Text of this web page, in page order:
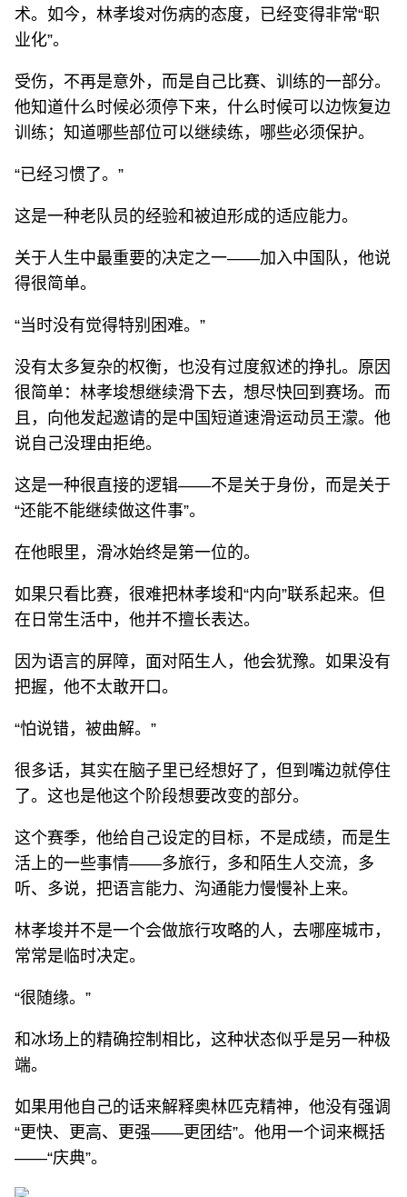
术。如今，林孝埈对伤病的态度，已经变得非常“职
业化”。
受伤，不再是意外，而是自己比赛、训练的一部分。
他知道什么时候必须停下来，什么时候可以边恢复边
训练；知道哪些部位可以继续练，哪些必须保护。
“已经习惯了。”
这是一种老队员的经验和被迫形成的适应能力。
关于人生中最重要的决定之一——加入中国队，他说
得很简单。
“当时没有觉得特别困难。”
没有太多复杂的权衡，也没有过度叙述的挣扎。原因
很简单：林孝埈想继续滑下去，想尽快回到赛场。而
且，向他发起邀请的是中国短道速滑运动员王濛。他
说自己没理由拒绝。
这是一种很直接的逻辑——不是关于身份，而是关于
“还能不能继续做这件事”。
在他眼里，滑冰始终是第一位的。
如果只看比赛，很难把林孝埈和“内向”联系起来。但
在日常生活中，他并不擅长表达。
因为语言的屏障，面对陌生人，他会犹豫。如果没有
把握，他不太敢开口。
“怕说错，被曲解。”
很多话，其实在脑子里已经想好了，但到嘴边就停住
了。这也是他这个阶段想要改变的部分。
这个赛季，他给自己设定的目标，不是成绩，而是生
活上的一些事情——多旅行，多和陌生人交流，多
听、多说，把语言能力、沟通能力慢慢补上来。
林孝埈并不是一个会做旅行攻略的人，去哪座城市，
常常是临时决定。
“很随缘。”
和冰场上的精确控制相比，这种状态似乎是另一种极
端。
如果用他自己的话来解释奥林匹克精神，他没有强调
“更快、更高、更强——更团结”。他用一个词来概括
——“庆典”。